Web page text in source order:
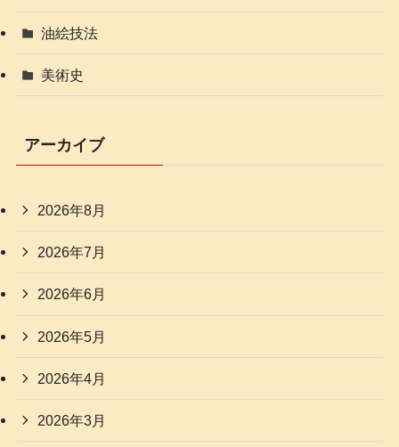
油絵技法
美術史
アーカイブ
2026年8月
2026年7月
2026年6月
2026年5月
2026年4月
2026年3月